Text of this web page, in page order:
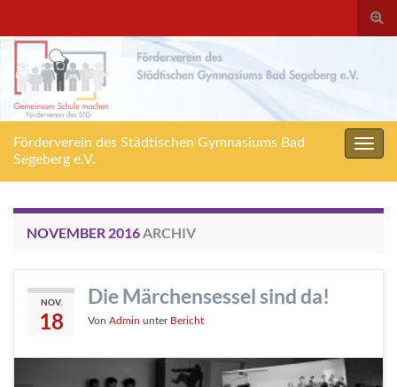
Förderverein des Städtischen Gymnasiums Bad
Segeberg e.V.
NOVEMBER 2016 ARCHIV
NOV.
18
Die Märchensessel sind da!
Von Admin unter Bericht